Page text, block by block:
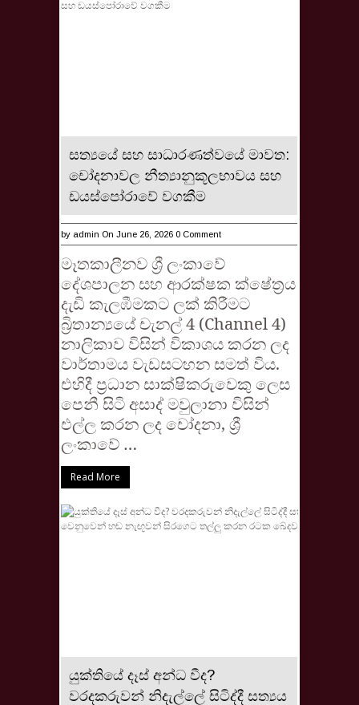
සත්‍යයේ සහ සාධාරණත්වයේ මාවත:
චෝදනාවල නීත්‍යානුකූලභාවය සහ
ඩයස්පෝරාවේ වගකීම
by admin On June 26, 2026 0 Comment
මෑතකාලීනව ශ්‍රී ලංකාවේ
දේශපාලන සහ ආරක්ෂක ක්ෂේත්‍රය
දැඩි කැලඹීමකට ලක් කිරීමට
බ්‍රිතාන්‍යයේ චැනල් 4 (Channel 4)
නාලිකාව විසින් විකාශය කරන ලද
වාර්තාමය වැඩසටහන සමත් විය.
එහිදී ප්‍රධාන සාක්ෂිකරුවෙකු ලෙස
පෙනී සිටි අසාද් මවුලානා විසින්
එල්ල කරන ලද චෝදනා, ශ්‍රී
ලංකාවේ …
Read More
යුක්තියේ දෑස් අන්ධ වීද?
වරදකරුවන් නිදැල්ලේ සිටිද්දී සත්‍යය